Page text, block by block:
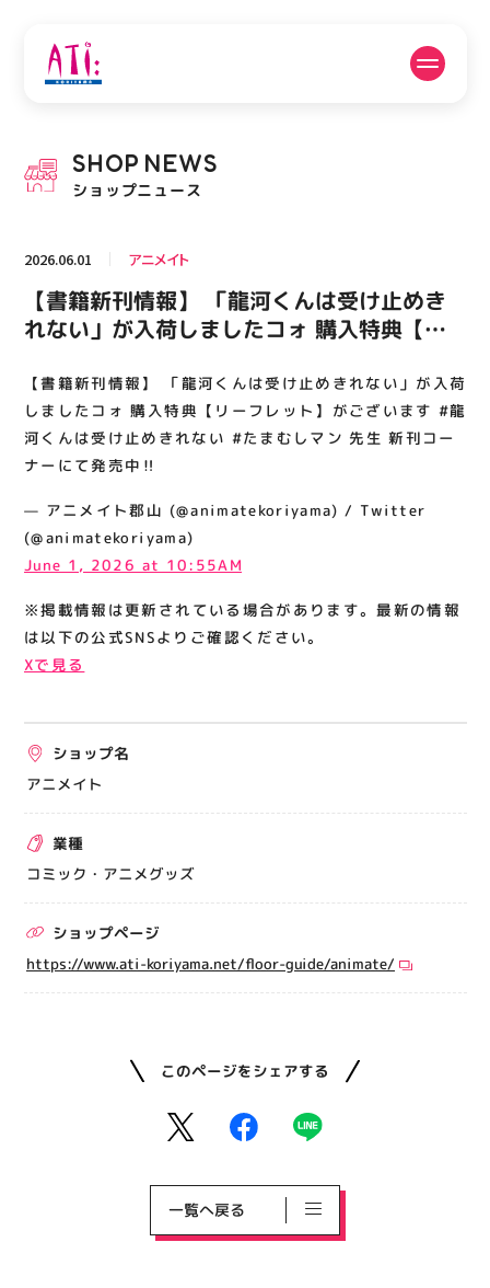
PICK UP NEWS
ピックアップニュース
フロアガイド 営業時間
ACCESS
アクセス・駐車場
RECRUIT
スタッフ募集
関連情報
お知らせ
プライバシーポリシー
サイトポリシー
出店をご検討の方へ
テナント出店募集
催事出店募集
アティビジョンについて
SHOP NEWS
ショップニュース
2026.06.01 アニメイト
【書籍新刊情報】 「龍河くんは受け止めき
れない」が入荷しましたコォ 購入特典【リ
止めきれない #たまむしマン 先生 新刊コー
ナーにて発売中‼️
【書籍新刊情報】 「龍河くんは受け止めきれない」が入荷
しましたコォ 購入特典【リーフレット】がございます #龍
河くんは受け止めきれない #たまむしマン 先生 新刊コー
ナーにて発売中‼️
— アニメイト郡山 (@animatekoriyama) / Twitter
(@animatekoriyama)
June 1, 2026 at 10:55AM
※掲載情報は更新されている場合があります。最新の情報
は以下の公式SNSよりご確認ください。
Xで見る
ショップ名
アニメイト
業種
コミック・アニメグッズ
ショップページ
https://www.ati-koriyama.net/floor-guide/animate/
このページをシェアする
一覧へ戻る